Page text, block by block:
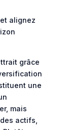
alignez
grâce
une
mais
actifs,